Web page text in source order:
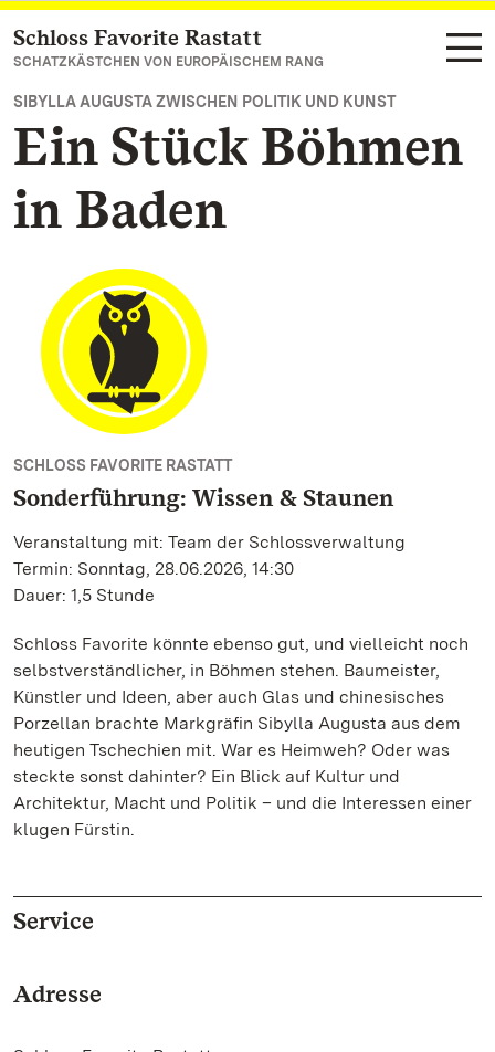
Zum Hauptinhalt springen
Schloss Favorite Rastatt
SCHATZKÄSTCHEN VON EUROPÄISCHEM RANG
SIBYLLA AUGUSTA ZWISCHEN POLITIK UND KUNST
Ein Stück Böhmen
in Baden
SCHLOSS FAVORITE RASTATT
Sonderführung: Wissen & Staunen
Veranstaltung mit: Team der Schlossverwaltung
Termin: Sonntag, 28.06.2026, 14:30
Dauer: 1,5 Stunde
Schloss Favorite könnte ebenso gut, und vielleicht noch
selbstverständlicher, in Böhmen stehen. Baumeister,
Künstler und Ideen, aber auch Glas und chinesisches
Porzellan brachte Markgräfin Sibylla Augusta aus dem
heutigen Tschechien mit. War es Heimweh? Oder was
steckte sonst dahinter? Ein Blick auf Kultur und
Architektur, Macht und Politik – und die Interessen einer
klugen Fürstin.
Service
Adresse